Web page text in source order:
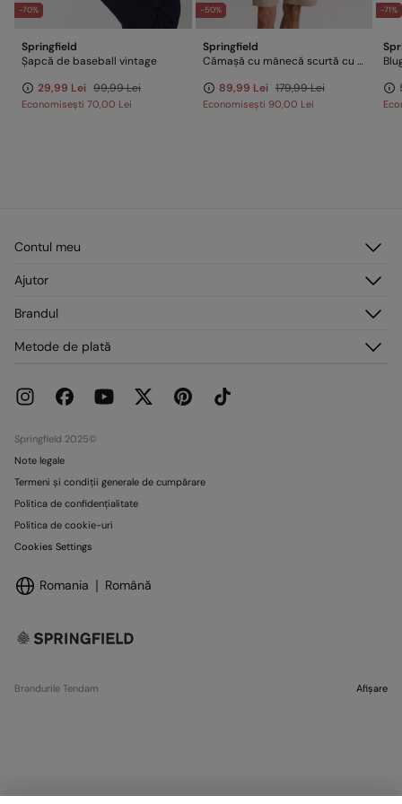
-70%
Springfield
Șapcă de baseball vintage
29,99 Lei 99,99 Lei
Economisești 70,00 Lei
-50%
Springfield
Cămașă cu mânecă scurtă cu manșetă întoarsă
89,99 Lei 179,99 Lei
Economisești 90,00 Lei
-71%
Contul meu
Înregistrare
Adresele mele
Ajutor
Livrare
Promoții curente
Brandul
Magazine
Metode de plată
Springfield 2025©
Note legale
Termeni și condiții generale de cumpărare
Politica de confidențialitate
Politica de cookie-uri
Cookies Settings
Romania Română
Brandurile Tendam Afișare